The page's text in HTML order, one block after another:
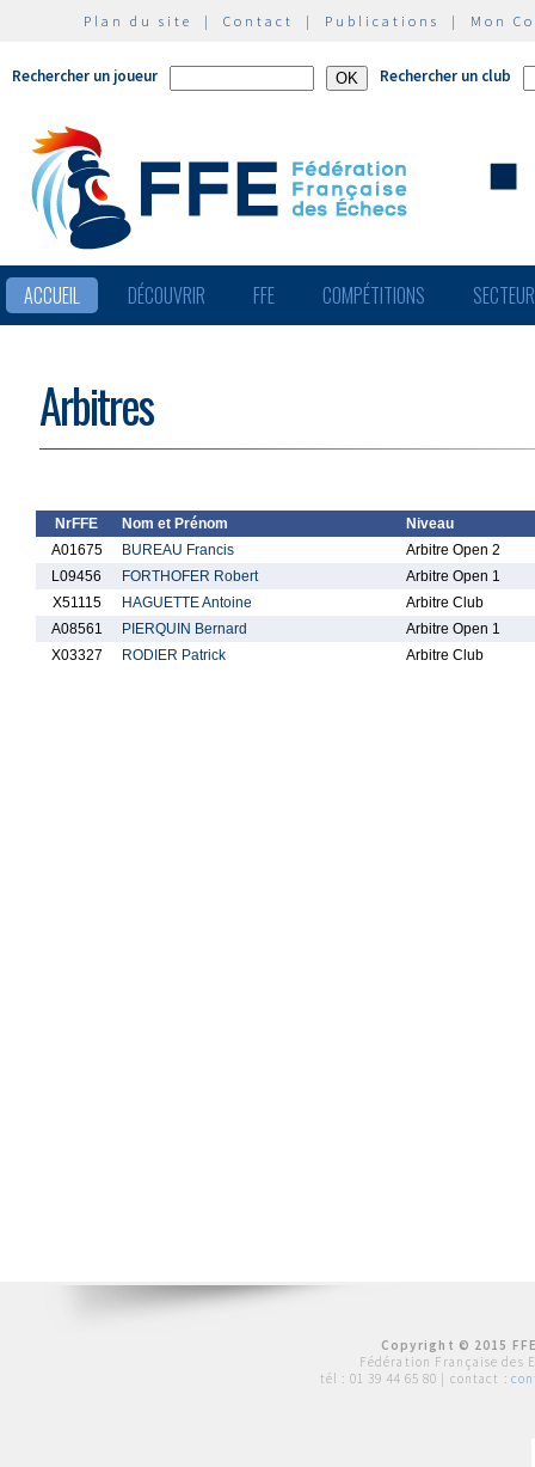
Plan du site | Contact | Publications | Mon
Rechercher un joueur Rechercher un club
ACCUEIL DÉCOUVRIR FFE COMPÉTITIONS
Arbitres
NrFFE Nom et Prénom
Niveau
A01675
BUREAU Francis
Arbitre Open 2
L09456
FORTHOFER Robert
Arbitre Open 1
X51115
HAGUETTE Antoine
Arbitre Club
A08561
PIERQUIN Bernard
Arbitre Open 1
X03327
RODIER Patrick Arbitre Club
Copyright © 2015
Fédération Française des
tél : 01 39 44 65 80 | contact :